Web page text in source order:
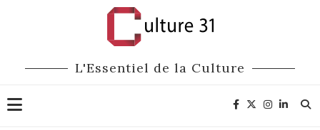
L'Essentiel de la Culture